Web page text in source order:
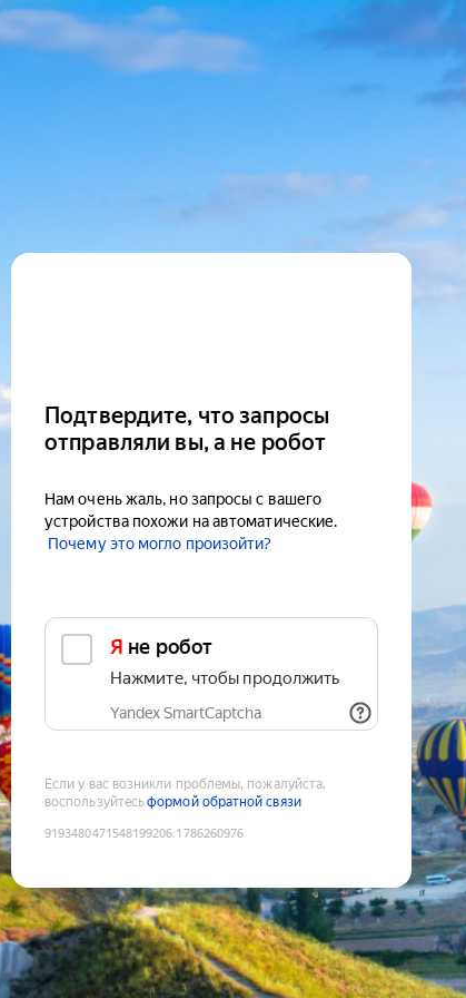
Подтвердите, что запросы
отправляли вы, а не робот
Нам очень жаль, но запросы с вашего
устройства похожи на автоматические.
Почему это могло произойти?
Я не робот
Нажмите, чтобы продолжить
Yandex SmartCaptcha
Если у вас возникли проблемы, пожалуйста,
воспользуйтесьформой обратной связи
9193480471548199206:1786260976